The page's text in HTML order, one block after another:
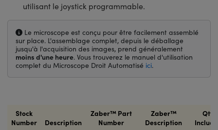
utilisant le joystick programmable.
Le microscope est conçu pour être facilement assemblé
sur place. L'assemblage complet, depuis le déballage
jusqu'à l'acquisition des images, prend généralement
moins d'une heure. Vous trouverez le manuel d'utilisation
complet du Microscope Droit Automatisé ici.
Stock
Number
Description
Zaber™ Part
Number
Zaber™
Description
Qty.